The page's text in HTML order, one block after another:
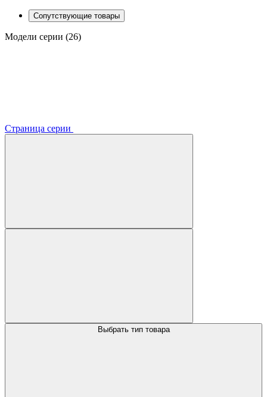
Сопутствующие товары
Модели серии (26)
Страница серии
Выбрать тип товара